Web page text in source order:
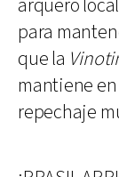
arquero local
para
que la
mantiene
repechaje